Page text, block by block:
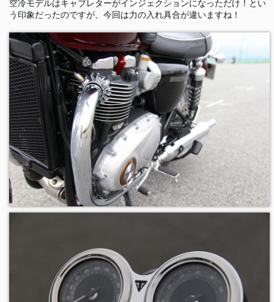
空冷モデルはキャブレターがインジェクションになっただけ！とい
う印象だったのですが、今回は力の入れ具合が違いますね！